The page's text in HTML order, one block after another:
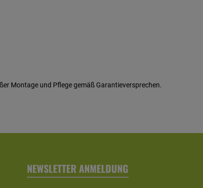
Montage und Pflege gemäß Garantieversprechen.
NEWSLETTER ANMELDUNG